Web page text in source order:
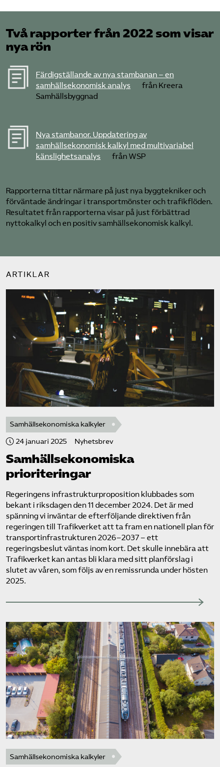
Två rapporter från 2022 som visar
nya rön
Färdigställande av nya stambanan – en
samhällsekonomisk analys
från Kreera
Samhällsbyggnad
Nya stambanor. Uppdatering av
samhällsekonomisk kalkyl med multivariabel
känslighetsanalys
från WSP
Rapporterna tittar närmare på just nya byggtekniker och
förväntade ändringar i transportmönster och trafikflöden.
Resultatet från rapporterna visar på just förbättrad
nyttokalkyl och en positiv samhällsekonomisk kalkyl.
ARTIKLAR
Samhällsekonomiska kalkyler
24 januari 2025 Nyhetsbrev
Samhällsekonomiska
prioriteringar
Regeringens infrastrukturproposition klubbades som
bekant i riksdagen den 11 december 2024. Det är med
spänning vi inväntar de efterföljande direktiven från
regeringen till Trafikverket att ta fram en nationell plan för
transportinfrastrukturen 2026–2037 – ett
regeringsbeslut väntas inom kort. Det skulle innebära att
Trafikverket kan antas bli klara med sitt planförslag i
slutet av våren, som följs av en remissrunda under hösten
2025.
Samhällsekonomiska kalkyler